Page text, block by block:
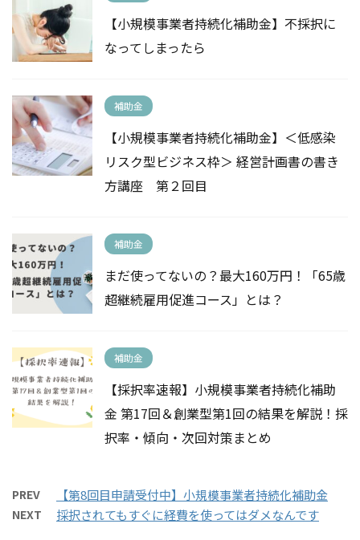
【小規模事業者持続化補助金】不採択に
なってしまったら
補助金
【小規模事業者持続化補助金】＜低感染
リスク型ビジネス枠＞ 経営計画書の書き
方講座 第２回目
補助金
まだ使ってないの？最大160万円！「65歳
超継続雇用促進コース」とは？
補助金
【採択率速報】小規模事業者持続化補助
金 第17回＆創業型第1回の結果を解説！採
択率・傾向・次回対策まとめ
PREV 【第8回目申請受付中】小規模事業者持続化補助金
NEXT 採択されてもすぐに経費を使ってはダメなんです